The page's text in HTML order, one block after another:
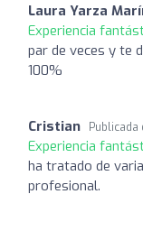
Laura Yarza
Experiencia
par de veces y te
100%
Cristian Publicada
Experiencia
ha tratado de
profesional.